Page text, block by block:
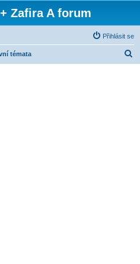
Zafira A forum
Přihlásit se
témata